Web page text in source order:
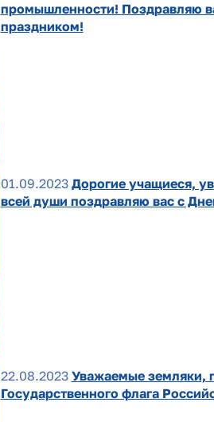
промышленности! Поздравляю
праздником!
01.09.2023 Дорогие учащиеся,
всей души поздравляю вас с
22.08.2023 Уважаемые земляки,
Государственного флага